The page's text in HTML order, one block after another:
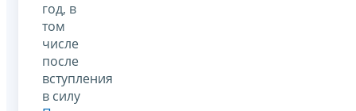
год, в
том
числе
после
вступления
в силу